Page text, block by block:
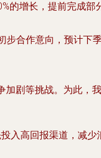
的增长，提前完成部
步合作意向，预计下
加剧等挑战。为此，我
入高回报渠道，减少